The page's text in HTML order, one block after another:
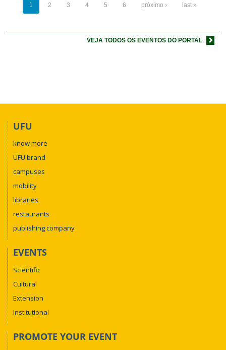
1 2 3 4 5 6 próximo › last »
VEJA TODOS OS EVENTOS DO PORTAL
UFU
know more
UFU brand
campuses
mobility
libraries
restaurants
publishing company
EVENTS
Scientific
Cultural
Extension
Institutional
PROMOTE YOUR EVENT